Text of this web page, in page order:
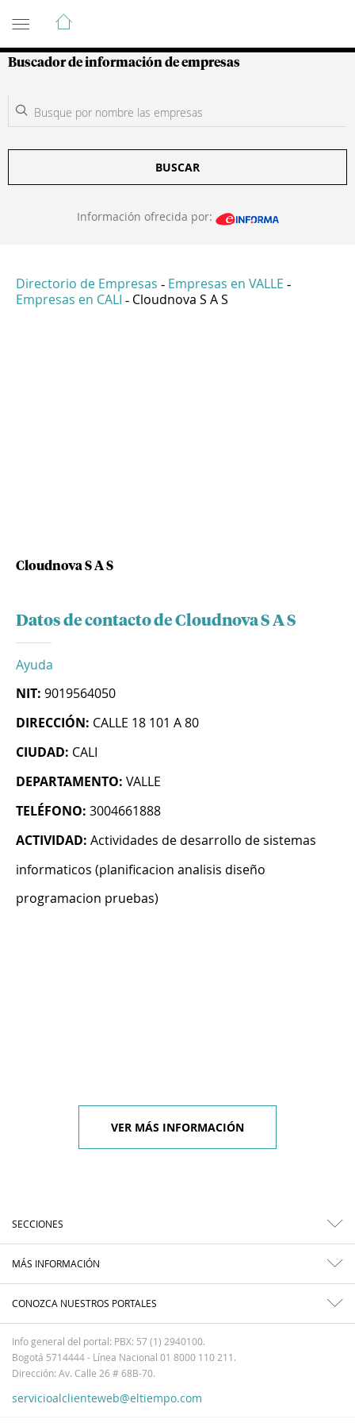
Guía de Empresas Colombianas
Buscador de información de empresas
BUSCAR
Información ofrecida por:
Directorio de Empresas - Empresas en VALLE -
Empresas en CALI - Cloudnova S A S
Cloudnova S A S
Datos de contacto de Cloudnova S A S
Ayuda
NIT: 9019564050
DIRECCIÓN: CALLE 18 101 A 80
CIUDAD: CALI
DEPARTAMENTO: VALLE
TELÉFONO: 3004661888
ACTIVIDAD: Actividades de desarrollo de sistemas
informaticos (planificacion analisis diseño
programacion pruebas)
VER MÁS INFORMACIÓN
SECCIONES
MÁS INFORMACIÓN
CONOZCA NUESTROS PORTALES
Info general del portal: PBX: 57 (1) 2940100.
Bogotá 5714444 - Línea Nacional 01 8000 110 211.
Dirección: Av. Calle 26 # 68B-70.
servicioalclienteweb@eltiempo.com